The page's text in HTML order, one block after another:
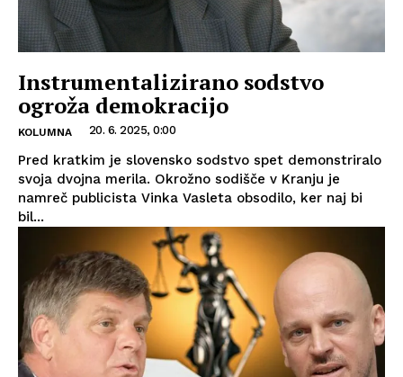
Instrumentalizirano sodstvo
ogroža demokracijo
KOLUMNA 20. 6. 2025, 0:00
Pred kratkim je slovensko sodstvo spet demonstriralo
svoja dvojna merila. Okrožno sodišče v Kranju je
namreč publicista Vinka Vasleta obsodilo, ker naj bi
bil...